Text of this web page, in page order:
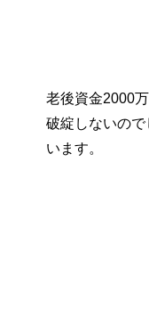
老後資金2000
破綻しないの
います。